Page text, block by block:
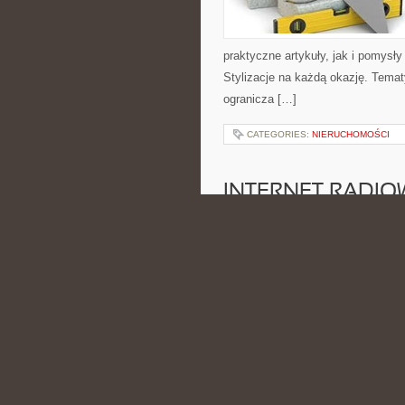
praktyczne artykuły, jak i
Stylizacje na każdą okazję.
ogranicza […]
CATEGORIES: NIERUCHOMOŚCI
INTERNET